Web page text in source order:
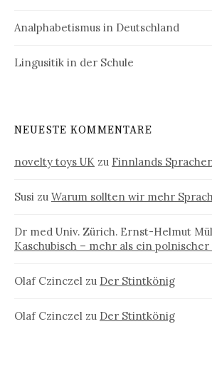
Analphabetismus in Deutschland
Lingusitik in der Schule
NEUESTE KOMMENTARE
novelty toys UK zu Finnlands
Susi zu Warum sollten wir mehr
Dr med Univ. Zürich. Ernst-Helmut
Kaschubisch – mehr als ein polnischer
Olaf Czinczel zu Der Stintkönig
Olaf Czinczel zu Der Stintkönig